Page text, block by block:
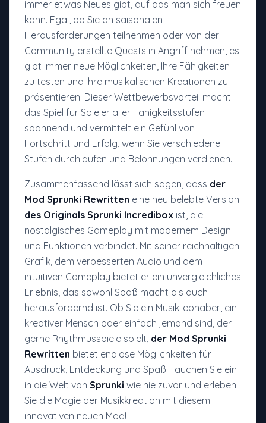
immer etwas Neues gibt, auf das man sich freuen
kann. Egal, ob Sie an saisonalen
Herausforderungen teilnehmen oder von der
Community erstellte Quests in Angriff nehmen, es
gibt immer neue Möglichkeiten, Ihre Fähigkeiten
zu testen und Ihre musikalischen Kreationen zu
präsentieren. Dieser Wettbewerbsvorteil macht
das Spiel für Spieler aller Fähigkeitsstufen
spannend und vermittelt ein Gefühl von
Fortschritt und Erfolg, wenn Sie verschiedene
Stufen durchlaufen und Belohnungen verdienen.
Zusammenfassend lässt sich sagen, dass der
Mod Sprunki Rewritten eine neu belebte Version
des Originals Sprunki Incredibox ist, die
nostalgisches Gameplay mit modernem Design
und Funktionen verbindet. Mit seiner reichhaltigen
Grafik, dem verbesserten Audio und dem
intuitiven Gameplay bietet er ein unvergleichliches
Erlebnis, das sowohl Spaß macht als auch
herausfordernd ist. Ob Sie ein Musikliebhaber, ein
kreativer Mensch oder einfach jemand sind, der
gerne Rhythmusspiele spielt, der Mod Sprunki
Rewritten bietet endlose Möglichkeiten für
Ausdruck, Entdeckung und Spaß. Tauchen Sie ein
in die Welt von Sprunki wie nie zuvor und erleben
Sie die Magie der Musikkreation mit diesem
innovativen neuen Mod!